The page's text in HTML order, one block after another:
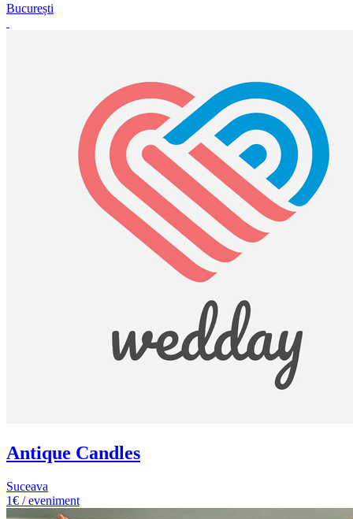
București
Antique Candles
Suceava
1€ / eveniment